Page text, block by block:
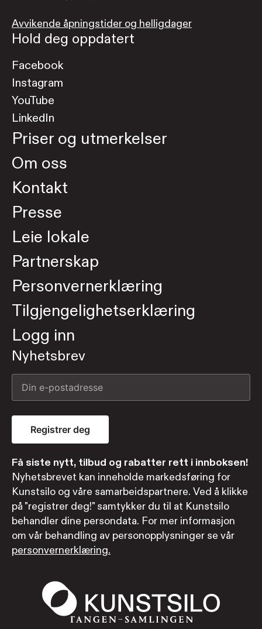
Avvikende åpningstider og helligdager
Hold deg oppdatert
Facebook
Instagram
YouTube
LinkedIn
Priser og utmerkelser
Om oss
Kontakt
Presse
Leie lokale
Partnerskap
Personvernerklæring
Tilgjengelighetserklæring
Logg inn
Nyhetsbrev
Registrer deg
Få siste nytt, tilbud og rabatter rett i innboksen!
Nyhetsbrevet kan inneholde markedsføring for
Kunstsilo og våre samarbeidspartnere. Ved å klikke
på "registrer deg!" samtykker du til at Kunstsilo
behandler dine persondata. For mer informasjon
om vår behandling av personopplysninger se vår
personvernerklæring.